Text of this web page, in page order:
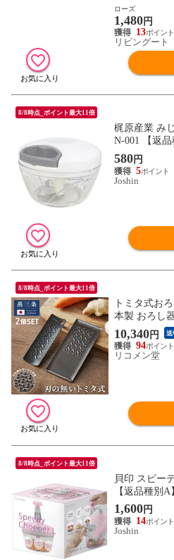
ピーラー I型
り付き ピュ
チン 料理用
らえ 調理器
ローズ
1,480円
13
リビングート
8/8時点_ポイント最大11倍
梶原産業 み
N-001 【返品
580円
5
Joshin
8/8時点_ポイント最大11倍
トミタ式お
本製 おろし
薬味おろし
ー 燕三条 ス
ン【送料無料
10,340円 送
94
リコメン堂
8/8時点_ポイント最大11倍
貝印 スピー
【返品種別A
1,600円
14
Joshin